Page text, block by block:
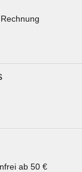
Rechnung
ab 50 €